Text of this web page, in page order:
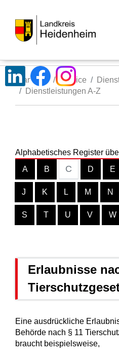
Startseite Service
Dienstleistungen A-Z
Alphabetisches Register
A
B C D E
J K L M N
S T U V W
Erlaubnisse
Eine ausdrückliche
Behörde nach § 11
braucht beispielsweise,